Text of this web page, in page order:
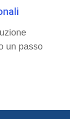
un passo